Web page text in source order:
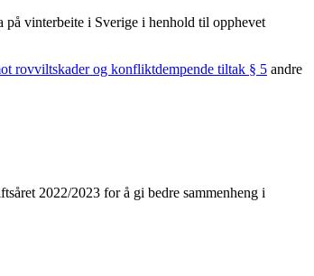
på vinterbeite i Sverige i henhold til opphevet
rovviltskader og konfliktdempende tiltak § 5 andre
2022/2023 for å gi bedre sammenheng i